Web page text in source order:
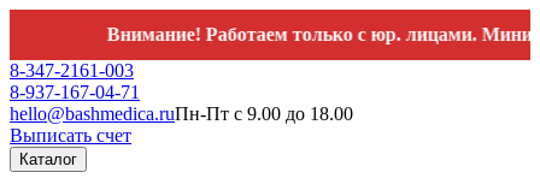
Внимание! Работаем только с юр. лицами.
8-347-2161-003
8-937-167-04-71
hello@bashmedica.ruПн-Пт с 9.00 до 18.00
Выписать счет
Каталог